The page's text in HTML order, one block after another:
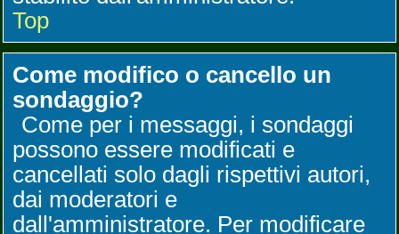
Top
Come modifico o cancello un
sondaggio?
Come per i messaggi, i sondaggi
possono essere modificati e
cancellati solo dagli rispettivi autori,
dai moderatori e
dall'amministratore. Per modificare